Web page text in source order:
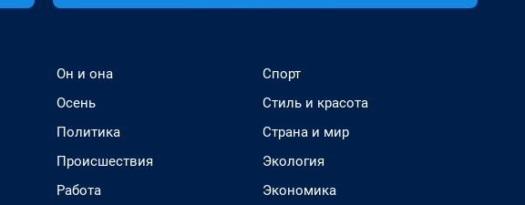
Он и она
Осень
Политика
Происшествия
Работа
Спорт
Стиль и красота
Страна и мир
Экология
Экономика